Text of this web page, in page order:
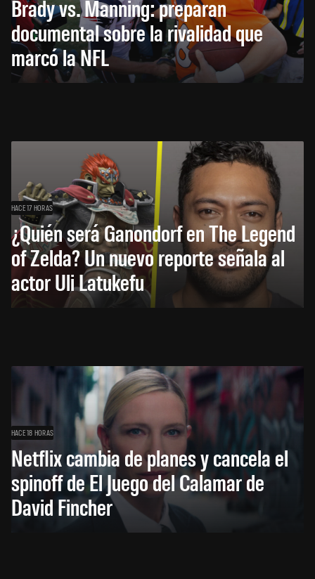
Brady vs. Manning: preparan
documental sobre la rivalidad que
marcó la NFL
HACE 17 HORAS
¿Quién será Ganondorf en The Legend
of Zelda? Un nuevo reporte señala al
actor Uli Latukefu
HACE 18 HORAS
Netflix cambia de planes y cancela el
spinoff de El Juego del Calamar de
David Fincher